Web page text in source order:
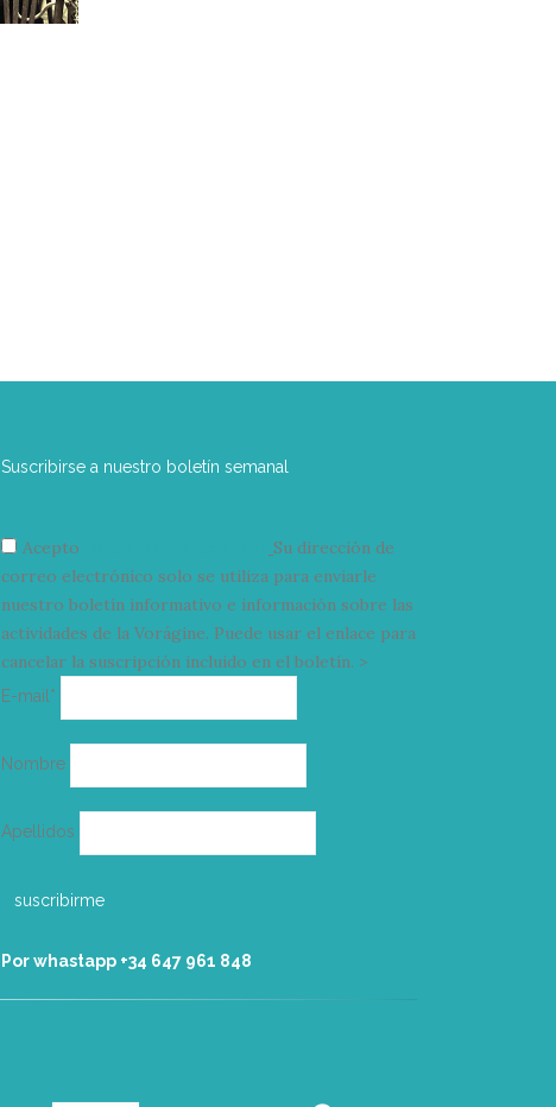
Suscribirse a nuestro boletín semanal
Acepto
Su dirección de
correo electrónico solo se utiliza para enviarle
nuestro boletín informativo e información sobre las
actividades de la Vorágine. Puede usar el enlace para
cancelar la suscripción incluido en el boletín. >
E-mail*
electrónico
Nombre
Apellidos
Por whastapp +34 ‭647 961 848‬